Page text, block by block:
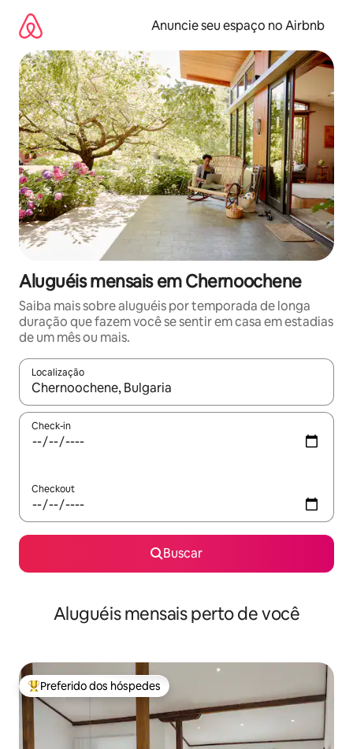
para
conteúdo
Anuncie seu espaço no Airbnb
Aluguéis mensais em Chernoochene
Saiba mais sobre aluguéis por temporada de longa
duração que fazem você se sentir em casa em estadias
de um mês ou mais.
Localização
Quando os resultados estiverem disponíveis, explore-os
Check-in
Checkout
Buscar
Aluguéis mensais perto de você
Entre os melhores preferidos dos hóspedes
Preferido dos hóspedes